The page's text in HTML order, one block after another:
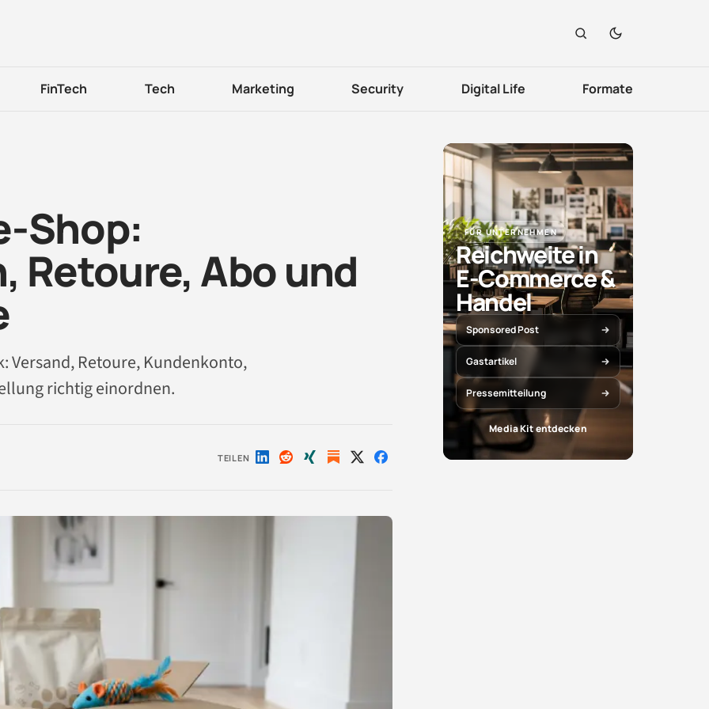
FinTech Tech Marketing Security Digital Life Formate
Shop:
Retoure, Abo und
Versand, Retoure, Kundenkonto,
richtig einordnen.
TEILEN Auf Auf Auf Auf Auf
FÜR UNTERNEHMEN
Reichweite in
E-Commerce &
Handel
Sponsored Post
Gastartikel
Pressemitteilung
Media Kit entdecken